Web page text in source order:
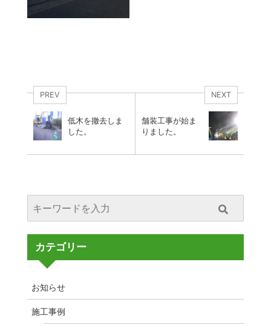
PREV
低木を撤去しま
した。
NEXT
舗装工事が始ま
りました。
カテゴリー
お知らせ
施工事例